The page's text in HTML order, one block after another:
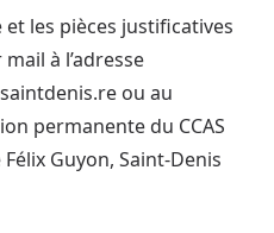
les pièces justificatives
à l’adresse
ou au
permanente du CCAS
Guyon, Saint-Denis